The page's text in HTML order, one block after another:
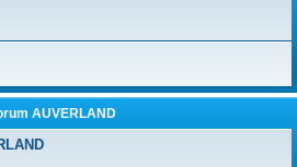
AUVERLAND